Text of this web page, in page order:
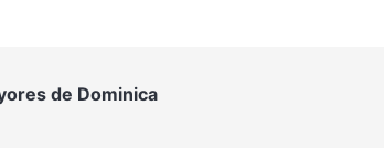
de Dominica